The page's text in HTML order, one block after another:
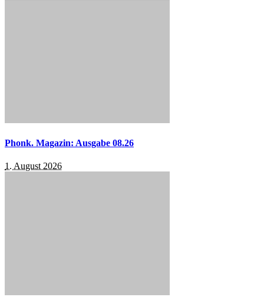
Phonk. Magazin: Ausgabe 08.26
1. August 2026